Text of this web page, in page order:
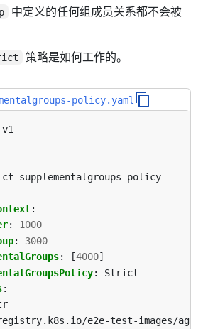
中定义的任何组成员关系都不会被
策略是如何工作的。
policy.yaml
v1
supplementalgroups-policy
:
:
1000
:
3000
: [4000]
:
Strict
:
e2e-test-images/